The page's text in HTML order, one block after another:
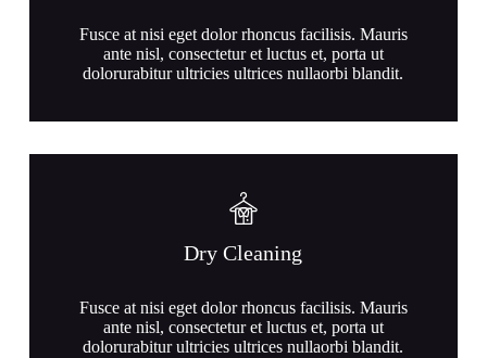
Fusce at nisi eget dolor rhoncus facilisis. Mauris
ante nisl, consectetur et luctus et, porta ut
dolorurabitur ultricies ultrices nullaorbi blandit.
Dry Cleaning
Fusce at nisi eget dolor rhoncus facilisis. Mauris
ante nisl, consectetur et luctus et, porta ut
dolorurabitur ultricies ultrices nullaorbi blandit.